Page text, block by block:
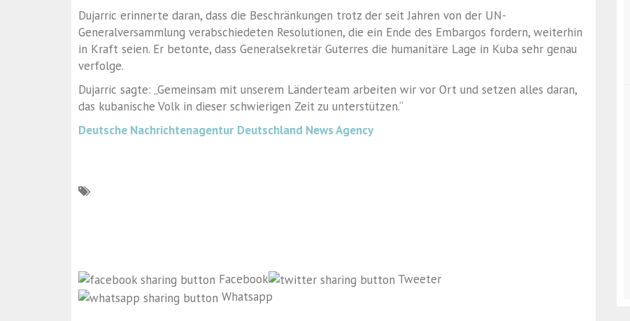
Dujarric erinnerte daran, dass die Beschränkungen trotz der seit Jahren von der UN-
Generalversammlung verabschiedeten Resolutionen, die ein Ende des Embargos fordern, weiterhin
in Kraft seien. Er betonte, dass Generalsekretär Guterres die humanitäre Lage in Kuba sehr genau
verfolge.
Dujarric sagte: „Gemeinsam mit unserem Länderteam arbeiten wir vor Ort und setzen alles daran,
das kubanische Volk in dieser schwierigen Zeit zu unterstützen.“
Deutsche Nachrichtenagentur Deutschland News Agency
Facebook
Tweeter
Whatsapp